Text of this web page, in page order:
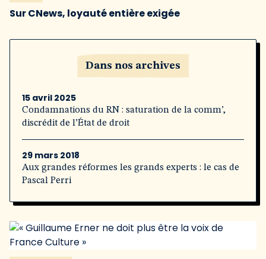
Sur CNews, loyauté entière exigée
Dans nos archives
15 avril 2025
Condamnations du RN : saturation de la comm’,
discrédit de l’État de droit
29 mars 2018
Aux grandes réformes les grands experts : le cas de
Pascal Perri